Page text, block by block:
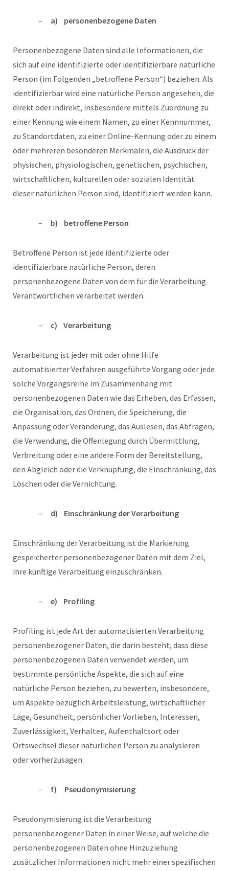
a) personenbezogene Daten
Personenbezogene Daten sind alle Informationen, die
sich auf eine identifizierte oder identifizierbare natürliche
Person (im Folgenden „betroffene Person“) beziehen. Als
identifizierbar wird eine natürliche Person angesehen, die
direkt oder indirekt, insbesondere mittels Zuordnung zu
einer Kennung wie einem Namen, zu einer Kennnummer,
zu Standortdaten, zu einer Online-Kennung oder zu einem
oder mehreren besonderen Merkmalen, die Ausdruck der
physischen, physiologischen, genetischen, psychischen,
wirtschaftlichen, kulturellen oder sozialen Identität
dieser natürlichen Person sind, identifiziert werden kann.
b) betroffene Person
Betroffene Person ist jede identifizierte oder
identifizierbare natürliche Person, deren
personenbezogene Daten von dem für die Verarbeitung
Verantwortlichen verarbeitet werden.
c) Verarbeitung
Verarbeitung ist jeder mit oder ohne Hilfe
automatisierter Verfahren ausgeführte Vorgang oder jede
solche Vorgangsreihe im Zusammenhang mit
personenbezogenen Daten wie das Erheben, das Erfassen,
die Organisation, das Ordnen, die Speicherung, die
Anpassung oder Veränderung, das Auslesen, das Abfragen,
die Verwendung, die Offenlegung durch Übermittlung,
Verbreitung oder eine andere Form der Bereitstellung,
den Abgleich oder die Verknüpfung, die Einschränkung, das
Löschen oder die Vernichtung.
d) Einschränkung der Verarbeitung
Einschränkung der Verarbeitung ist die Markierung
gespeicherter personenbezogener Daten mit dem Ziel,
ihre künftige Verarbeitung einzuschränken.
e) Profiling
Profiling ist jede Art der automatisierten Verarbeitung
personenbezogener Daten, die darin besteht, dass diese
personenbezogenen Daten verwendet werden, um
bestimmte persönliche Aspekte, die sich auf eine
natürliche Person beziehen, zu bewerten, insbesondere,
um Aspekte bezüglich Arbeitsleistung, wirtschaftlicher
Lage, Gesundheit, persönlicher Vorlieben, Interessen,
Zuverlässigkeit, Verhalten, Aufenthaltsort oder
Ortswechsel dieser natürlichen Person zu analysieren
oder vorherzusagen.
f) Pseudonymisierung
Pseudonymisierung ist die Verarbeitung
personenbezogener Daten in einer Weise, auf welche die
personenbezogenen Daten ohne Hinzuziehung
zusätzlicher Informationen nicht mehr einer spezifischen